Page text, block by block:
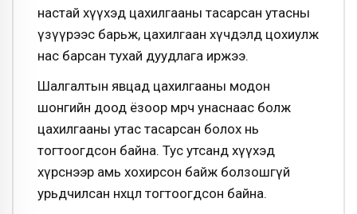
настай хүүхэд цахилгааны тасарсан утасны
үзүүрээс барьж, цахилгаан хүчдэлд цохиулж
нас барсан тухай дуудлага иржээ.
Шалгалтын явцад цахилгааны модон
шонгийн доод ёзоор өмөрч унаснаас болж
цахилгааны утас тасарсан болох нь
тогтоогдсон байна. Тус утсанд хүүхэд
хүрснээр амь хохирсон байж болзошгүй
урьдчилсан нөхцөл тогтоогдсон байна.